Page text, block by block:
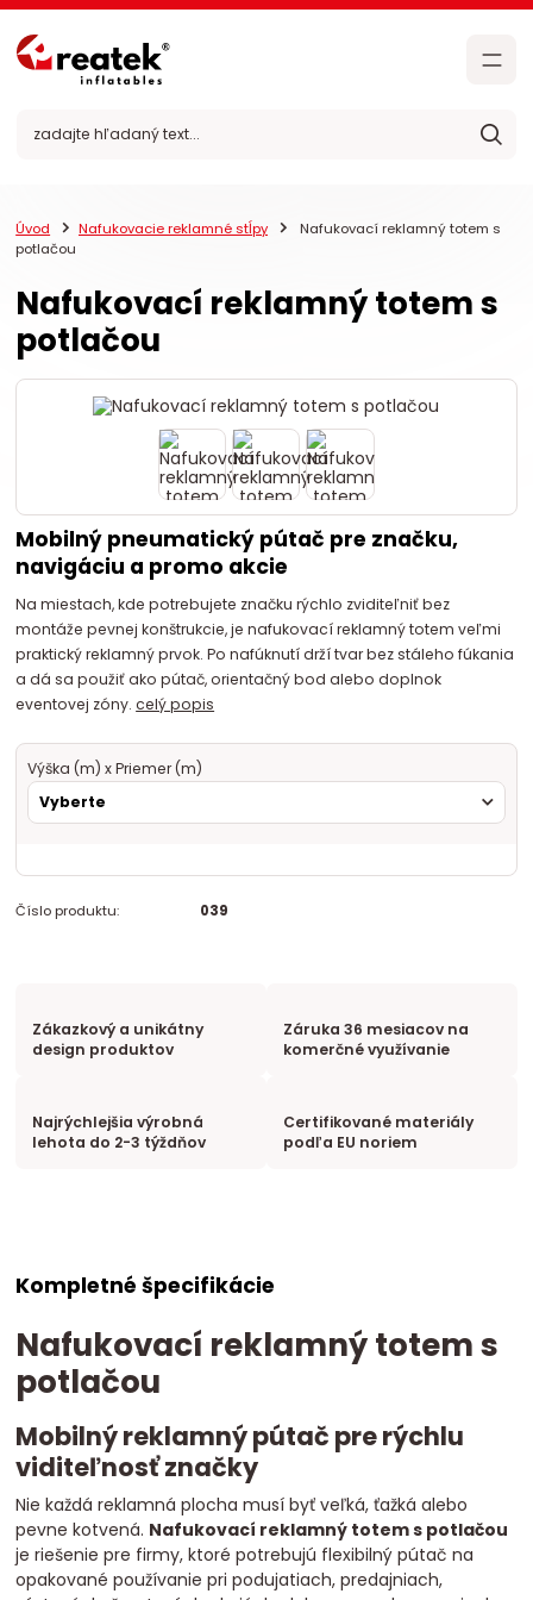
Úvod Nafukovacie reklamné stĺpy
Nafukovací reklamný totem s
potlačou
Nafukovací reklamný totem s
potlačou
Mobilný pneumatický pútač pre značku,
navigáciu a promo akcie
Na miestach, kde potrebujete značku rýchlo zviditeľniť bez
montáže pevnej konštrukcie, je nafukovací reklamný totem veľmi
praktický reklamný prvok. Po nafúknutí drží tvar bez stáleho fúkania
a dá sa použiť ako pútač, orientačný bod alebo doplnok
eventovej zóny.celý popis
Výška (m) x Priemer (m)
Číslo produktu: 039
Zákazkový a unikátny
design produktov
Záruka 36 mesiacov na
komerčné využívanie
Najrýchlejšia výrobná
lehota do 2-3 týždňov
Certifikované materiály
podľa EU noriem
Kompletné špecifikácie
Nafukovací reklamný totem s
potlačou
Mobilný reklamný pútač pre rýchlu
viditeľnosť značky
Nie každá reklamná plocha musí byť veľká, ťažká alebo
pevne kotvená. Nafukovací reklamný totem s potlačou
je riešenie pre firmy, ktoré potrebujú flexibilný pútač na
opakované používanie pri podujatiach, predajniach,